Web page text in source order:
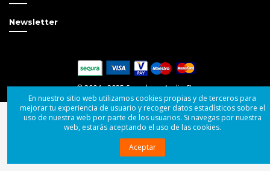
Newsletter
© 2004 - 2025 Superbass Audio SL
En nuestro sitio web utilizamos cookies propias y de terceros para
mejorar tu experiencia de usuario y recoger datos estadísticos sobre el
uso de nuestra web por parte de los usuarios. Si navegas por nuestra
web, estarás aceptando el uso de las cookies.
Aceptar